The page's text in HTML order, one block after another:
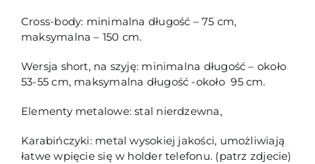
Cross-body: minimalna długość – 75 cm,
maksymalna – 150 cm.
Wersja short, na szyję: minimalna długość – około
53-55 cm, maksymalna długość -około 95 cm.
Elementy metalowe: stal nierdzewna,
Karabińczyki: metal wysokiej jakości, umożliwiają
łatwe wpięcie się w holder telefonu. (patrz zdjecie)